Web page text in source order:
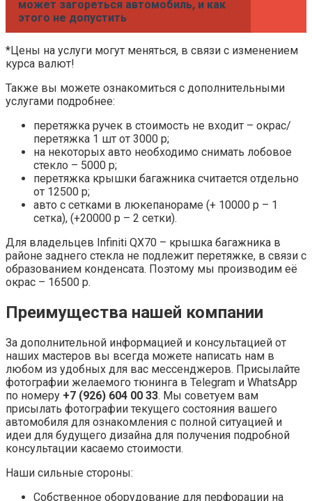
Преимущества нашей компании
За дополнительной информацией и консультацией от
наших мастеров вы всегда можете написать нам в
любом из удобных для вас мессенджеров. Присылайте
фотографии желаемого тюнинга в Telegram и WhatsApp
по номеру+7 (926) 604 00 33
автомобиля для ознакомления с полной ситуацией и
идеи для будущего дизайна для получения подробной
консультации касаемо стоимости.
Наши сильные стороны:
Собственное оборудование для перфорации на
коже/алькантаре любой сложности.
Собственный станок для спуска (двоения) кожи и
алькантары.
Собственный станок для разреза лент
безопасности с запайкой краёв.
Возможность разработки дизайн-проекта. Чтобы
дизайнер, который с нуля отрисует то, что Вы
хотите видеть.
Большое количество наград за лучший интерьер на
выставках.
На все работы, связанные с пошивом салонов
распространяется гарантия 2 года.
Самая частая проблема, с которой сталкиваются
автовладельцы — износ кожи на руле.
Мы предлагаем Вам перетяжку обода руля и подушки
кожу Nappa (без и с перфорацией), а также